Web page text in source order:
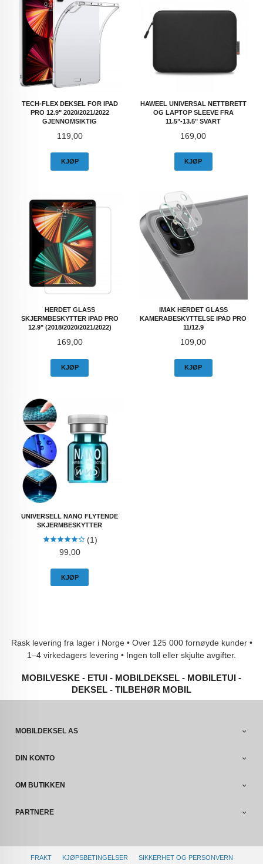
TECH-FLEX DEKSEL FOR IPAD
PRO 12.9" 2020/2021/2022
GJENNOMSIKTIG
Pris
119,00
KJØP
HAWEEL UNIVERSAL NETTBRETT
OG LAPTOP SLEEVE FRA
11.5"-13.5" SVART
Pris
169,00
KJØP
HERDET GLASS
SKJERMBESKYTTER IPAD PRO
12.9" (2018/2020/2021/2022)
Pris
169,00
KJØP
IMAK HERDET GLASS
KAMERABESKYTTELSE IPAD PRO
11/12.9
Pris
109,00
KJØP
UNIVERSELL NANO FLYTENDE
SKJERMBESKYTTER
(1)
Pris
99,00
KJØP
Rask levering fra lager i Norge • Over 125 000 fornøyde kunder •
1–4 virkedagers levering • Ingen toll eller skjulte avgifter.
MOBILVESKE - ETUI - MOBILDEKSEL - MOBILETUI -
DEKSEL - TILBEHØR MOBIL
MOBILDEKSEL AS
DIN KONTO
OM BUTIKKEN
PARTNERE
FRAKT KJØPSBETINGELSER SIKKERHET OG PERSONVERN